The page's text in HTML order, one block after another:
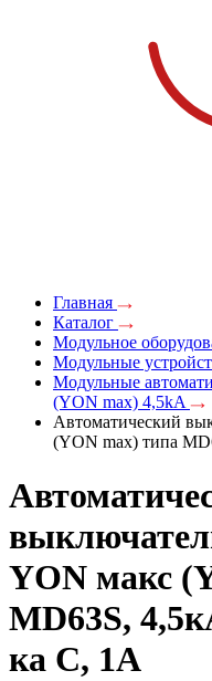
Главная
Каталог
Модульное
Модульные
Модульные
(YON max) 4,5kA
Автоматический
(YON max) типа
YON макс
MD63S,
ка C, 1А